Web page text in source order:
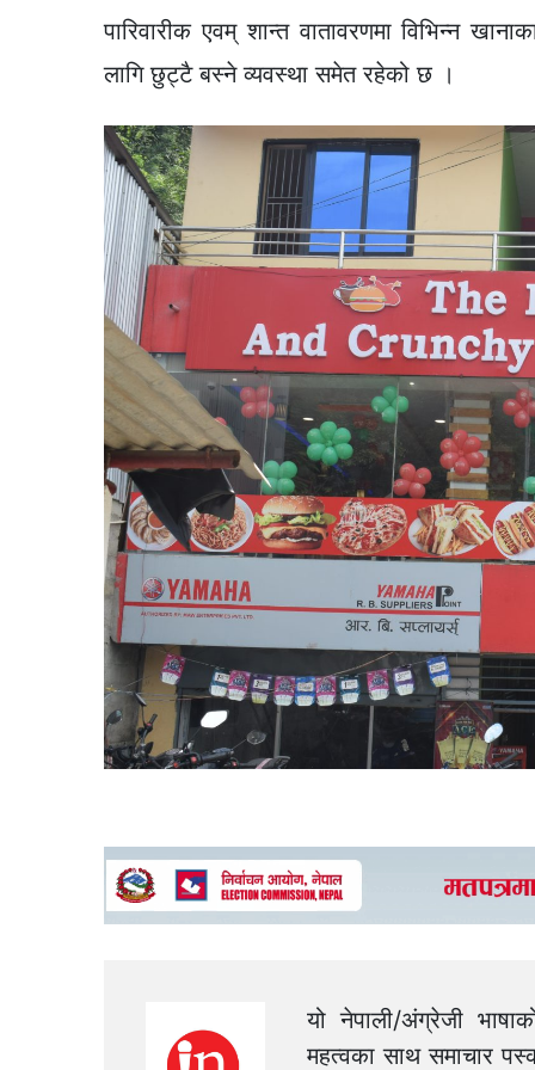
पारिवारीक एवम् शान्त वातावरणमा विभिन्न
लागि छुट्टै बस्ने व्यवस्था समेत रहेको छ ।
यो नेपाली/अंग्रेजी
महत्वका साथ समाचार